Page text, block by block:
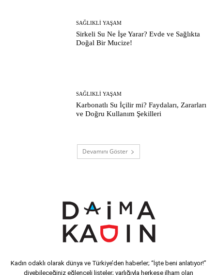
SAĞLIKLI YAŞAM
Sirkeli Su Ne İşe Yarar? Evde ve Sağlıkta
Doğal Bir Mucize!
SAĞLIKLI YAŞAM
Karbonatlı Su İçilir mi? Faydaları, Zararları
ve Doğru Kullanım Şekilleri
Devamını Göster
Kadın odaklı olarak dünya ve Türkiye’den haberler; “İşte beni anlatıyor!”
diyebileceğiniz eğlenceli listeler; varlığıyla herkese ilham olan